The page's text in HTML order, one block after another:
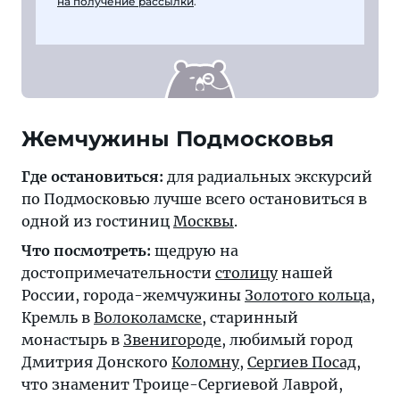
Жемчужины Подмосковья
Где остановиться: для радиальных экскурсий
по Подмосковью лучше всего остановиться в
одной из гостиниц Москвы.
Что посмотреть: щедрую на
достопримечательности столицунашей
России, города-жемчужины Золотого кольца,
Кремль в Волоколамске, старинный
монастырь в Звенигороде, любимый город
Дмитрия Донского Коломну, Сергиев Посад,
что знаменит Троице-Сергиевой Лаврой,